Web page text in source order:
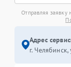
Отправляя заявку
Адрес
г.